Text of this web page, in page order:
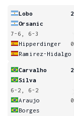
Lobo
2
Orsanic
7-6, 6-3
Hipperdinger
0
Ramirez-Hidalgo
Carvalho
2
Silva
6-2, 6-2
Araujo
0
Borges